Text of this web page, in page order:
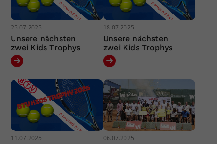
25.07.2025
Unsere nächsten
zwei Kids Trophys
18.07.2025
Unsere nächsten
zwei Kids Trophys
11.07.2025 06.07.2025